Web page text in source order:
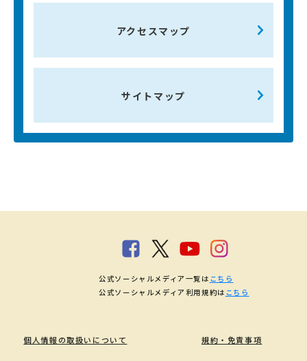
アクセスマップ
サイトマップ
個人情報の取扱いについて 規約・免責事項
公式ソーシャルメディア一覧は こちら
公式ソーシャルメディア利用規約は こちら